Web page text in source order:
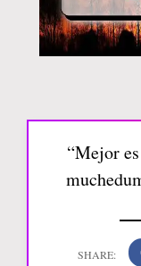
“Mejor